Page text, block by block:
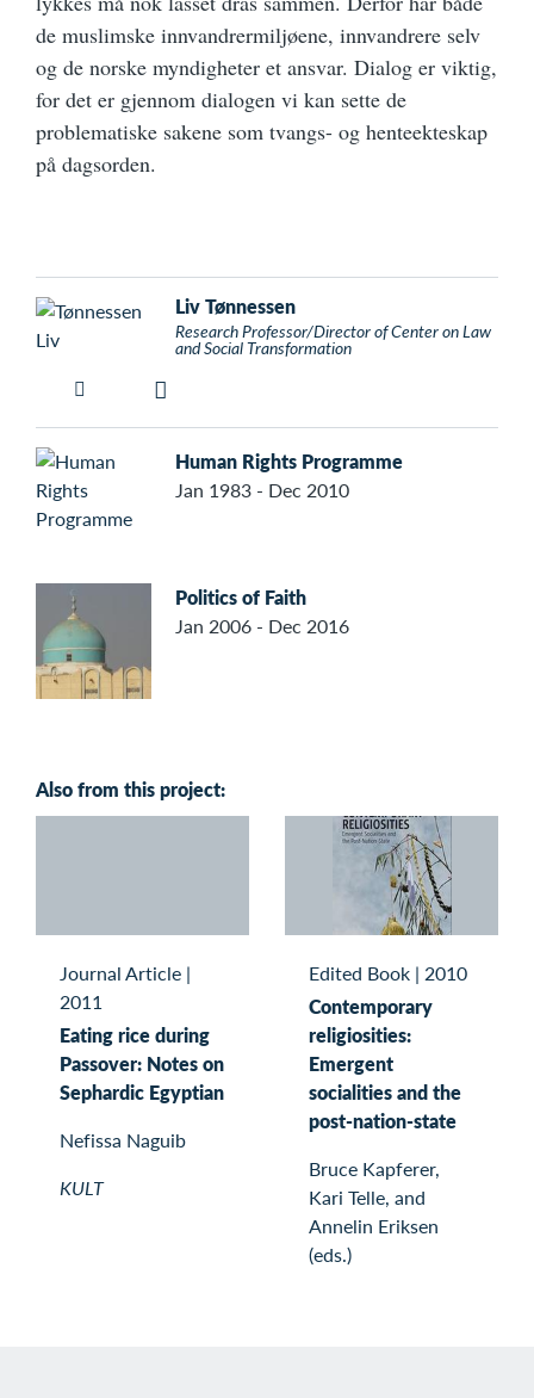
de muslimske innvandrermiljøene, innvandrere selv
og de norske myndigheter et ansvar. Dialog er viktig,
for det er gjennom dialogen vi kan sette de
problematiske sakene som tvangs- og henteekteskap
på dagsorden.
Liv Tønnessen
Research Professor/Director of Center on Law
and Social Transformation
Human Rights Programme
Jan 1983 - Dec 2010
Politics of Faith
Jan 2006 - Dec 2016
Also from this project:
Journal Article |
2011
Eating rice during
Passover: Notes on
Sephardic Egyptian
Nefissa Naguib
KULT
Edited Book | 2010
Contemporary
religiosities:
Emergent
socialities and the
post-nation-state
Bruce Kapferer,
Kari Telle, and
Annelin Eriksen
(eds.)